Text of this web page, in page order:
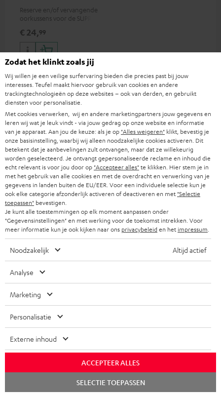
Reserve en/of vervangende
oorkussens voor de SUPREME
€ 24,99
Inhoud levering
SUPREME ON
1 × Transporthoesje voor SUPREME ON
1 × USB-C-kabel voor SUPREME ON
1 × Verbindingskabel 3,5 mm voor SUPREME ON (zwart)
Downloads & support
Conformiteitsverklaring: SUPREME ON
Zodat het klinkt zoals jij
Wij willen je een veilige surfervaring bieden die precies past bij jouw
interesses. Teufel maakt hiervoor gebruik van cookies en andere
trackingtechnologieën op deze websites – ook van derden, en gebruikt
diensten voor personalisatie.
Met cookies verwerken, wij en andere marketingpartners jouw gegevens en
leren wij wat je leuk vindt - via jouw gedrag op onze website en informatie
van je apparaat. Aan jou de keuze: als je op "Alles weigeren" klikt, bevestig je
onze basisinstelling, waarbij wij alleen noodzakelijke cookies activeren. Dit
betekent dat je aanbevelingen zult ontvangen, maar dat ze willekeurig
worden geselecteerd. Je ontvangt gepersonaliseerde reclame en inhoud die
echt relevant is voor jou door op "Accepteer alles"te klikken. Hier stem je in
met het gebruik van alle cookies en met de overdracht en verwerking van je
gegevens in landen buiten de EU/EER. Voor een individuele selectie kun je
ook elke categorie afzonderlijk activeren of deactiveren en met "Selectie
toepassen" bevestigen.
Je kunt alle toestemmingen op elk moment aanpassen onder
"Gegevensinstellingen" en met werking voor de toekomst intrekken. Voor
meer informatie kun je ook kijken naar ons privacybeleiden het impressum
Noodzakelijk Altijd actief
Analyse
Marketing
Personalisatie
Externe inhoud
ACCEPTEER ALLES
SELECTIE TOEPASSEN